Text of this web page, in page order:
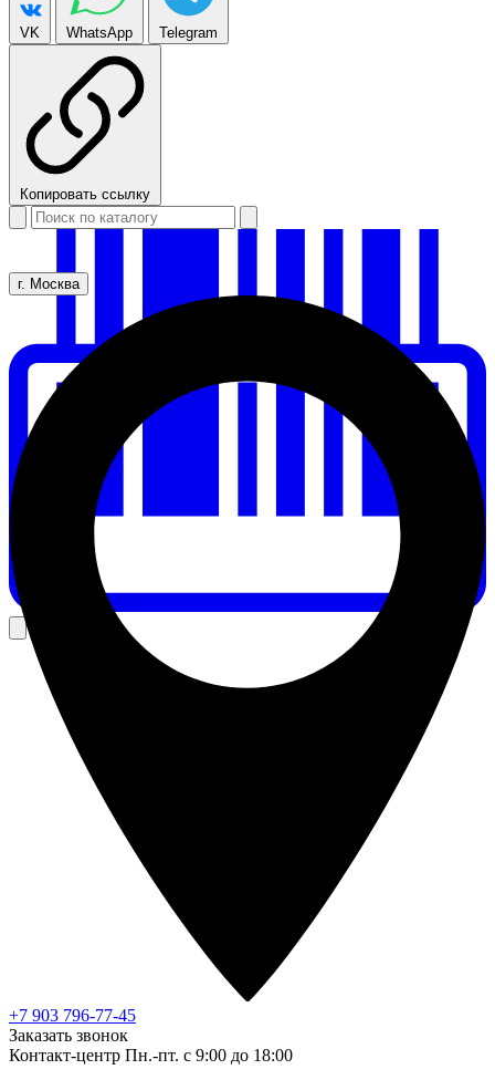
VK WhatsApp Telegram
Копировать ссылку
+7 903 796-77-45
Заказать звонок
Контакт-центр Пн.-пт. с 9:00 до 18:00